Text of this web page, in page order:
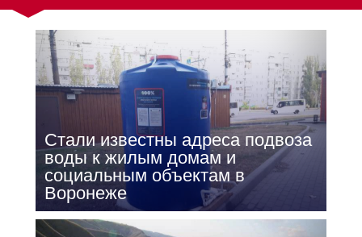
Стали известны адреса подвоза
воды к жилым домам и
социальным объектам в
Воронеже